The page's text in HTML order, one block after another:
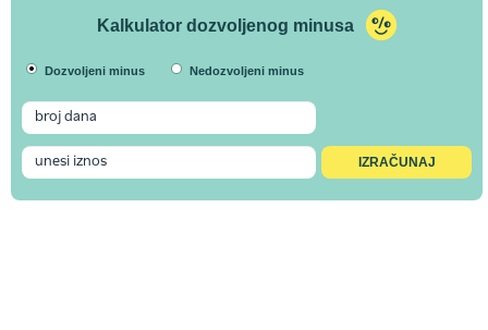
Kalkulator dozvoljenog minusa
Dozvoljeni minus Nedozvoljeni minus